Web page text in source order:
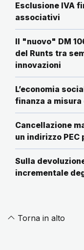
Esclusione IVA
associativi
Il "nuovo" DM
del Runts tra
innovazioni
L’economia
finanza a misura
Cancellazione
un indirizzo
Sulla
incrementale
Torna in alto